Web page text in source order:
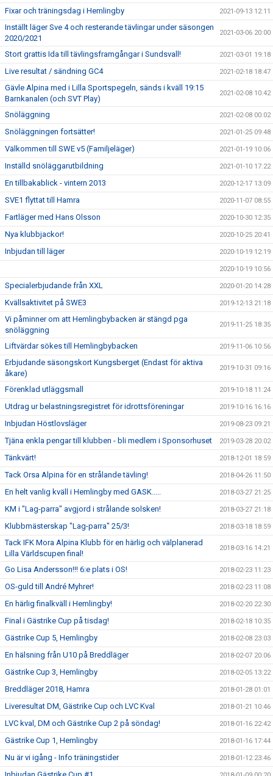
Fixar och träningsdag i Hemlingby 2021-09-13 12:11
Inställt läger Sve 4 och resterande tävlingar under säsongen
2020/2021
2021-03-06 20:00
Stort grattis Ida till tävlingsframgångar i Sundsvall! 2021-03-01 19:18
Live resultat / sändning GC4 2021-02-18 18:47
Gävle Alpina med i Lilla Sportspegeln, sänds i kväll 19:15
Barnkanalen (och SVT Play)
2021-02-08 10:42
Snöläggning 2021-02-08 00:02
Snöläggningen fortsätter! 2021-01-25 09:48
Välkommen till SWE v5 (Familjeläger) 2021-01-19 10:06
Inställd snöläggarutbildning 2021-01-10 17:22
En tillbakablick - vintern 2013 2020-12-17 13:09
SVE1 flyttat till Hamra 2020-11-07 08:55
Fartläger med Hans Olsson 2020-10-30 12:35
Nya klubbjackor! 2020-10-25 20:41
Inbjudan till läger 2020-10-19 12:19
2020-10-19 10:56
Specialerbjudande från XXL 2020-01-20 14:28
Kvällsaktivitet på SWE3 2019-12-13 21:18
Vi påminner om att Hemlingbybacken är stängd pga
snöläggning
2019-11-25 18:35
Liftvärdar sökes till Hemlingbybacken 2019-11-06 10:56
Erbjudande säsongskort Kungsberget (Endast för aktiva
åkare)
2019-10-31 09:16
Förenklad utläggsmall 2019-10-18 11:24
Utdrag ur belastningsregistret för idrottsföreningar 2019-10-16 16:16
Inbjudan Höstlovsläger 2019-08-23 09:21
Tjäna enkla pengar till klubben - bli medlem i Sponsorhuset 2019-03-28 20:02
Tänkvärt! 2018-12-01 18:59
Tack Orsa Alpina för en strålande tävling! 2018-04-26 11:50
En helt vanlig kväll i Hemlingby med GASK..... 2018-03-27 21:25
KM i "Lag-parra" avgjord i strålande solsken! 2018-03-27 21:18
Klubbmästerskap "Lag-parra" 25/3! 2018-03-18 18:59
Tack IFK Mora Alpina Klubb för en härlig och välplanerad
Lilla Världscupen final!
2018-03-16 14:21
Go Lisa Andersson!!! 6:e plats i OS! 2018-02-23 11:23
OS-guld till André Myhrer! 2018-02-23 11:08
En härlig finalkväll i Hemlingby! 2018-02-20 22:30
Final i Gästrike Cup på tisdag! 2018-02-18 10:35
Gästrike Cup 5, Hemlingby 2018-02-08 23:03
En hälsning från U10 på Breddläger 2018-02-07 20:06
Gästrike Cup 3, Hemlingby 2018-02-05 13:22
Breddläger 2018, Hamra 2018-01-28 01:01
Liveresultat DM, Gästrike Cup och LVC Kval 2018-01-21 10:46
LVC kval, DM och Gästrike Cup 2 på söndag! 2018-01-16 22:42
Gästrike Cup 1, Hemlingby 2018-01-16 17:44
Nu är vi igång - Info träningstider 2018-01-12 23:46